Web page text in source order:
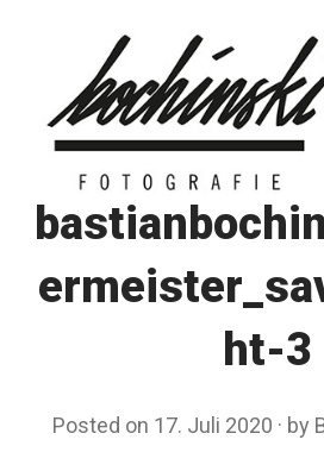
ht-3
Posted on 17. Juli 2020 by